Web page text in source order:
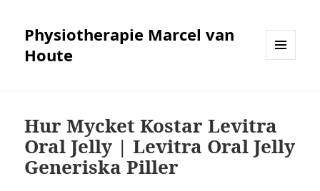
Physiotherapie Marcel van
Houte
Hur Mycket Kostar Levitra
Oral Jelly | Levitra Oral Jelly
Generiska Piller